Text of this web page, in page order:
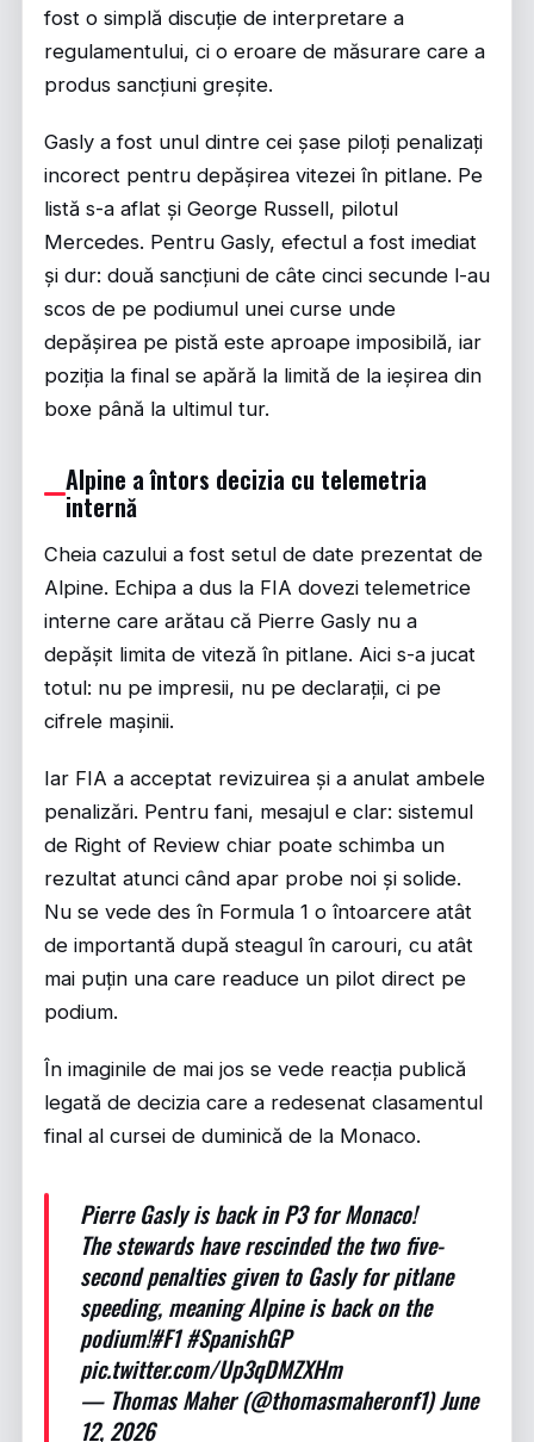
fost o simplă discuție de interpretare a
regulamentului, ci o eroare de măsurare care a
produs sancțiuni greșite.
Gasly a fost unul dintre cei șase piloți penalizați
incorect pentru depășirea vitezei în pitlane. Pe
listă s-a aflat și George Russell, pilotul
Mercedes. Pentru Gasly, efectul a fost imediat
și dur: două sancțiuni de câte cinci secunde l-au
scos de pe podiumul unei curse unde
depășirea pe pistă este aproape imposibilă, iar
poziția la final se apără la limită de la ieșirea din
boxe până la ultimul tur.
Alpine a întors decizia cu telemetria
internă
Cheia cazului a fost setul de date prezentat de
Alpine. Echipa a dus la FIA dovezi telemetrice
interne care arătau că Pierre Gasly nu a
depășit limita de viteză în pitlane. Aici s-a jucat
totul: nu pe impresii, nu pe declarații, ci pe
cifrele mașinii.
Iar FIA a acceptat revizuirea și a anulat ambele
penalizări. Pentru fani, mesajul e clar: sistemul
de Right of Review chiar poate schimba un
rezultat atunci când apar probe noi și solide.
Nu se vede des în Formula 1 o întoarcere atât
de importantă după steagul în carouri, cu atât
mai puțin una care readuce un pilot direct pe
podium.
În imaginile de mai jos se vede reacția publică
legată de decizia care a redesenat clasamentul
final al cursei de duminică de la Monaco.
Pierre Gasly is back in P3 for Monaco!
The stewards have rescinded the two five-
second penalties given to Gasly for pitlane
speeding, meaning Alpine is back on the
podium!#F1 #SpanishGP
pic.twitter.com/Up3qDMZXHm
— Thomas Maher (@thomasmaheronf1)June
12, 2026